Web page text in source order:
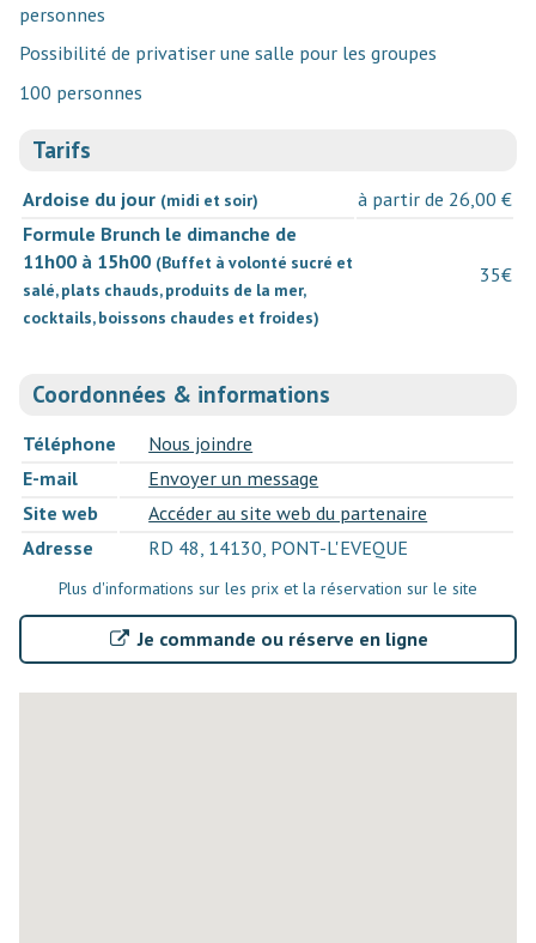
personnes
Possibilité de privatiser une salle pour les groupes
100 personnes
Tarifs
Ardoise du jour (midi et soir)
à partir de 26,00 €
Formule Brunch le dimanche de
11h00 à 15h00 (Buffet à volonté sucré et
salé, plats chauds, produits de la mer,
cocktails, boissons chaudes et froides)
35€
Coordonnées & informations
Téléphone
Nous joindre
E-mail
Envoyer un message
Site web
Accéder au site web du partenaire
Adresse
RD 48, 14130, PONT-L'EVEQUE
Plus d'informations sur les prix et la réservation sur le site
Je commande ou réserve en ligne